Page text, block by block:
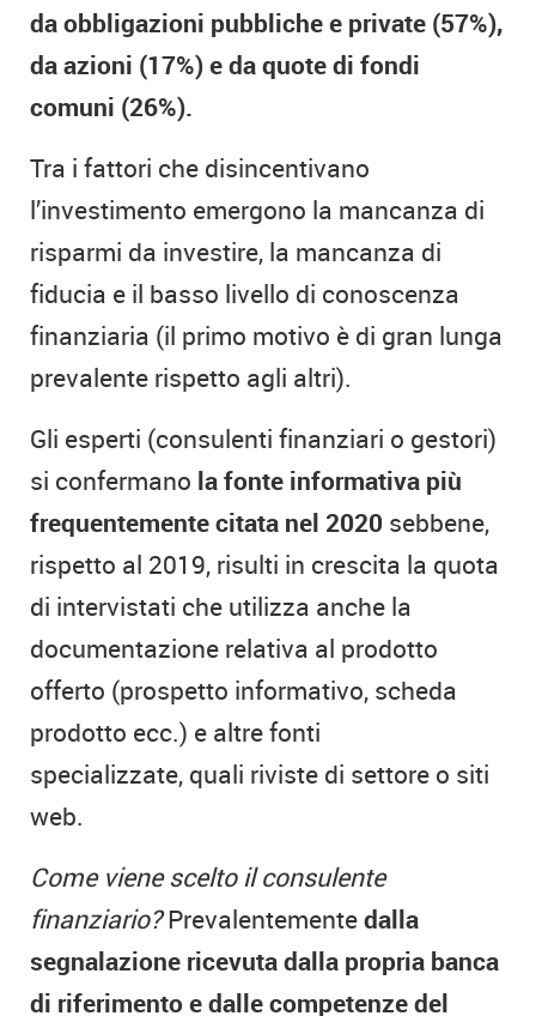
da obbligazioni pubbliche e private (57%),
da azioni (17%) e da quote di fondi
comuni (26%).
Tra i fattori che disincentivano
l’investimento emergono la mancanza di
risparmi da investire, la mancanza di
fiducia e il basso livello di conoscenza
finanziaria (il primo motivo è di gran lunga
prevalente rispetto agli altri).
Gli esperti (consulenti finanziari o gestori)
si confermano la fonte informativa più
frequentemente citata nel 2020 sebbene,
rispetto al 2019, risulti in crescita la quota
di intervistati che utilizza anche la
documentazione relativa al prodotto
offerto (prospetto informativo, scheda
prodotto ecc.) e altre fonti
specializzate, quali riviste di settore o siti
web.
Come viene scelto il consulente
finanziario?Prevalentementedalla
segnalazione ricevuta dalla propria banca
di riferimento e dalle competenze del